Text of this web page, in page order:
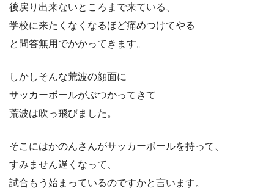
後戻り出来ないところまで来ている、
学校に来たくなくなるほど痛めつけてやる
と問答無用でかかってきます。
しかしそんな荒波の顔面に
サッカーボールがぶつかってきて
荒波は吹っ飛びました。
そこにはかのんさんがサッカーボールを持って、
すみません遅くなって、
試合もう始まっているのですかと言います。